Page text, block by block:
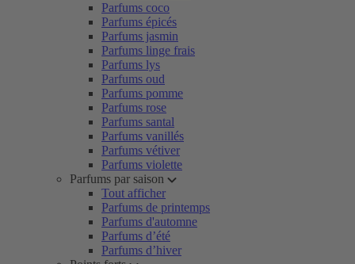
Parfums coco
Parfums épicés
Parfums jasmin
Parfums linge frais
Parfums lys
Parfums oud
Parfums pomme
Parfums rose
Parfums santal
Parfums vanillés
Parfums vétiver
Parfums violette
Parfums par saison
Tout afficher
Parfums de printemps
Parfums d'automne
Parfums d’été
Parfums d’hiver